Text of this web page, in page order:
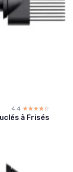
4.4 ☆☆☆☆☆
★★★★★
à Frisés